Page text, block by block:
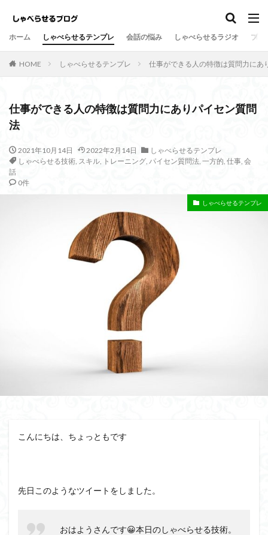
ホーム しゃべらせるテンプレ 会話の悩み しゃべらせるラジオ プロ
HOME しゃべらせるテンプレ 仕事ができる人の特徴は質問力にあ
仕事ができる人の特徴は質問力にありパイセン質問
法
2021年10月14日 2022年2月14日
しゃべらせるテンプレ
しゃべらせる技術, スキル, トレーニング, パイセン質問法, 一方的, 仕事, 会
話
0件
しゃべらせるテンプレ
こんにちは、ちょっともです
先日このようなツイートをしました。
おはようさんです😀本日のしゃべらせる技術。
しゃべらせるテンプレ
カテゴリー
タグ
名刺交換
油断 名刺 原因
危険
会話術
音声配信
覚えてもらう 苦手 芸人
無口 相手を喜ばせる
相手への興味
相手が話さないタイプ
特殊能力
無意識にしゃべらせる技術
無意識にしゃべらせたい相談会
おもしろ緩急話法
チェック
サービスエリア確認法
コミュニケーション
みんな
しゃべりたくなる
トレーニング
ブーストテクニック
会話ストーリー法